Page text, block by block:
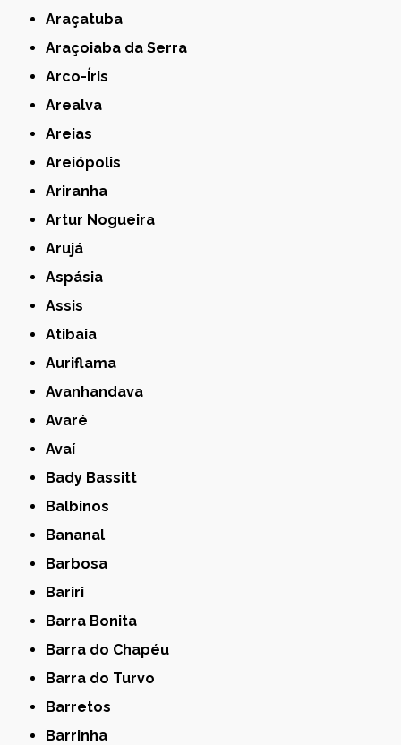
Araçatuba
Araçoiaba da Serra
Arco-Íris
Arealva
Areias
Areiópolis
Ariranha
Artur Nogueira
Arujá
Aspásia
Assis
Atibaia
Auriflama
Avanhandava
Avaré
Avaí
Bady Bassitt
Balbinos
Bananal
Barbosa
Bariri
Barra Bonita
Barra do Chapéu
Barra do Turvo
Barretos
Barrinha